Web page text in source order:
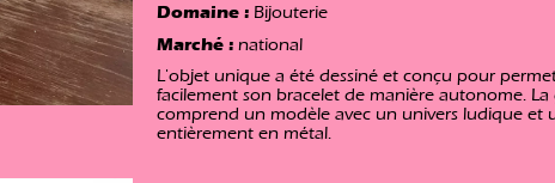
Domaine : Bijouterie
Marché : national
L'objet unique a été dessiné et conçu pour
facilement son bracelet de manière autonome. La
comprend un modèle avec un univers ludique et
entièrement en métal.